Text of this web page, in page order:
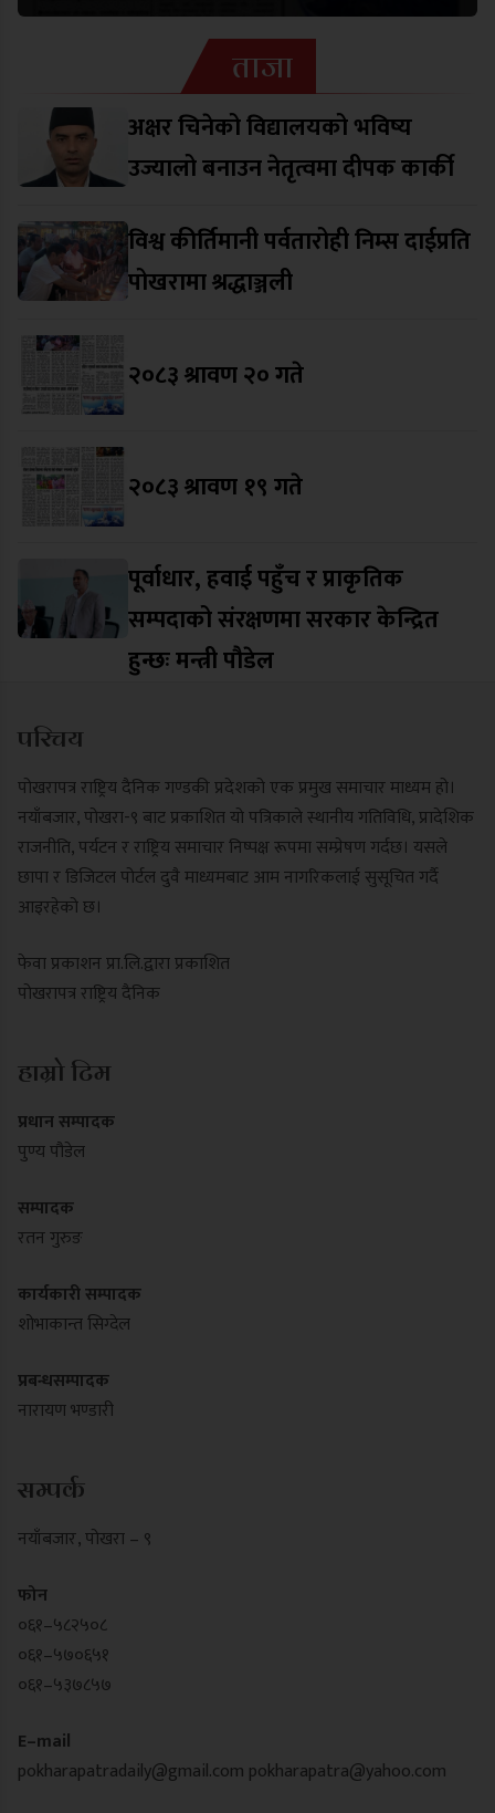
ताजा
अक्षर चिनेको विद्यालयको भविष्य
उज्यालो बनाउन नेतृत्वमा दीपक कार्की
विश्व कीर्तिमानी पर्वतारोही निम्स दाईप्रति
पोखरामा श्रद्धाञ्जली
२०८३ श्रावण २० गते
२०८३ श्रावण १९ गते
पूर्वाधार, हवाई पहुँच र प्राकृतिक
सम्पदाको संरक्षणमा सरकार केन्द्रित
हुन्छः मन्त्री पौडेल
परिचय
पोखरापत्र राष्ट्रिय दैनिक गण्डकी प्रदेशको एक प्रमुख समाचार माध्यम हो।
नयाँबजार, पोखरा-९ बाट प्रकाशित यो पत्रिकाले स्थानीय गतिविधि, प्रादेशिक
राजनीति, पर्यटन र राष्ट्रिय समाचार निष्पक्ष रूपमा सम्प्रेषण गर्दछ। यसले
छापा र डिजिटल पोर्टल दुवै माध्यमबाट आम नागरिकलाई सुसूचित गर्दै
आइरहेको छ।
फेवा प्रकाशन प्रा.लि.द्वारा प्रकाशित
पोखरापत्र राष्ट्रिय दैनिक
हाम्रो टिम
प्रधान सम्पादक
पुण्य पौडेल
सम्पादक
रतन गुरुङ
कार्यकारी सम्पादक
शोभाकान्त सिग्देल
प्रबन्धसम्पादक
नारायण भण्डारी
सम्पर्क
नयाँबजार , पोखरा – ९
फोन
०६१–५८२५०८
०६१–५७०६५१
०६१–५३७८५७
E–mail
pokharapatradaily@gmail.com pokharapatra@yahoo.com